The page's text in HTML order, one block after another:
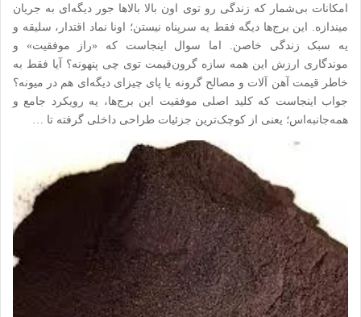
امکانات بی‌شمار که زندگی رو توی اون بالا بالاها جور دیگه‌ای به جریان
میندازه. این برج‌ها دیگه فقط یه سرپناه نیستن؛ اونا نماد اقتدار، سلیقه و
یه سبک زندگی خاصن. اما سوال اینجاست که «راز موفقیت» و
موندگاری ارزش این همه سازه گرون‌قیمت توی چی پنهونه؟ آیا فقط به
خاطر قیمت آهن آلات و مصالح گرونه یا پای چیزای دیگه‌ای هم در میونه؟
جواب اینجاست که کلید اصلی موفقیت این برج‌ها، یه رویکرد جامع و
همه‌جانبه‌اس؛ یعنی از کوچک‌ترین جزئیات طراحی داخلی گرفته تا …